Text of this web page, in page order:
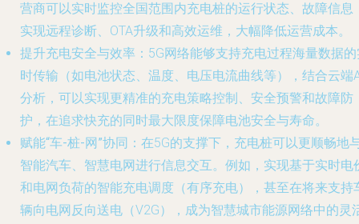
营商可以实时监控全国范围内充电桩的运行状态、故障信息
实现远程诊断、OTA升级和高效运维，大幅降低运营成本。
提升充电安全与效率 ：5G网络能够支持充电过程海量数据
时传输（如电池状态、温度、电压电流曲线等），结合云端
分析，可以实现更精准的充电策略控制、安全预警和故障防
护，在追求快充的同时最大限度保障电池安全与寿命。
赋能“车-桩-网”协同 ：在5G的支撑下，充电桩可以更顺畅地
智能汽车、智慧电网进行信息交互。例如，实现基于实时电
和电网负荷的智能充电调度（有序充电），甚至在将来支持
辆向电网反向送电（V2G），成为智慧城市能源网络中的灵